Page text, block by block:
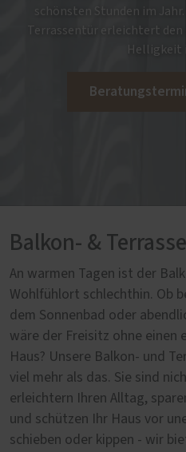
schönsten Stunden im
Terrassentür erleichtert
Helligkeit
Balkon- &
An warmen Tagen ist der
Wohlfühlort schlechthin. Ob
dem Sonnenbad oder
wäre der Freisitz ohne einen
Haus? Unsere Balkon- und
viel mehr als das. Sie sind
erleichtern Ihren Alltag,
und schützen Ihr Haus vor
schieben oder kippen - wir